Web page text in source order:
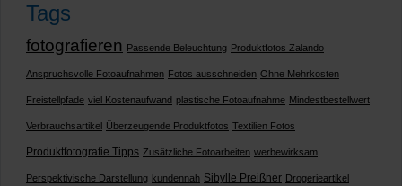
Tags
fotografieren Passende Beleuchtung Produktfotos Zalando
Anspruchsvolle Fotoaufnahmen Fotos ausschneiden Ohne Mehrkosten
Freistellpfade viel Kostenaufwand plastische Fotoaufnahme Mindestbestellwert
Verbrauchsartikel Überzeugende Produktfotos Textilien Fotos
Produktfotografie Tipps Zusätzliche Fotoarbeiten werbewirksam
Perspektivische Darstellung kundennah Sibylle Preißner Drogerieartikel